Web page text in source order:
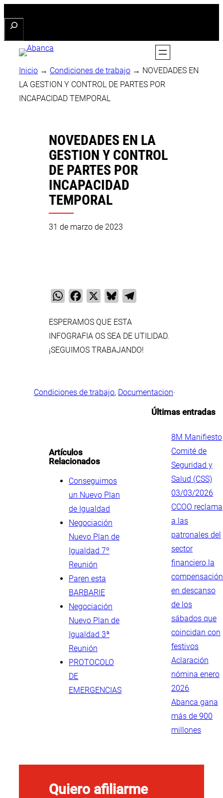
contenido
Inicio → Condiciones de trabajo → NOVEDADES EN
LA GESTION Y CONTROL DE PARTES POR
INCAPACIDAD TEMPORAL
NOVEDADES EN LA
GESTION Y CONTROL
DE PARTES POR
INCAPACIDAD
TEMPORAL
31 de marzo de 2023
WhatsAppFacebook Bluesky
ESPERAMOS QUE ESTA
INFOGRAFIA OS SEA DE UTILIDAD.
¡SEGUIMOS TRABAJANDO!
Condiciones de trabajo, Documentacion·
Artículos
Relacionados
Conseguimos
un Nuevo Plan
de Igualdad
Negociación
Nuevo Plan de
Igualdad 7º
Reunión
Paren esta
BARBARIE
Negociación
Nuevo Plan de
Igualdad 3ª
Reunión
PROTOCOLO
DE
EMERGENCIAS
Últimas entradas
8M Manifiesto
Comité de
Seguridad y
Salud (CSS)
03/03/2026
CCOO reclama
a las
patronales del
sector
financiero la
compensación
en descanso
de los
sábados que
coincidan con
festivos
Aclaración
nómina enero
2026
Abanca gana
más de 900
millones
Quiero afiliarme